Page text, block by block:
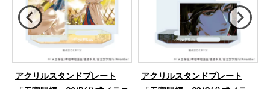
アクリルスタンドプレート
アクリルスタンドプレート